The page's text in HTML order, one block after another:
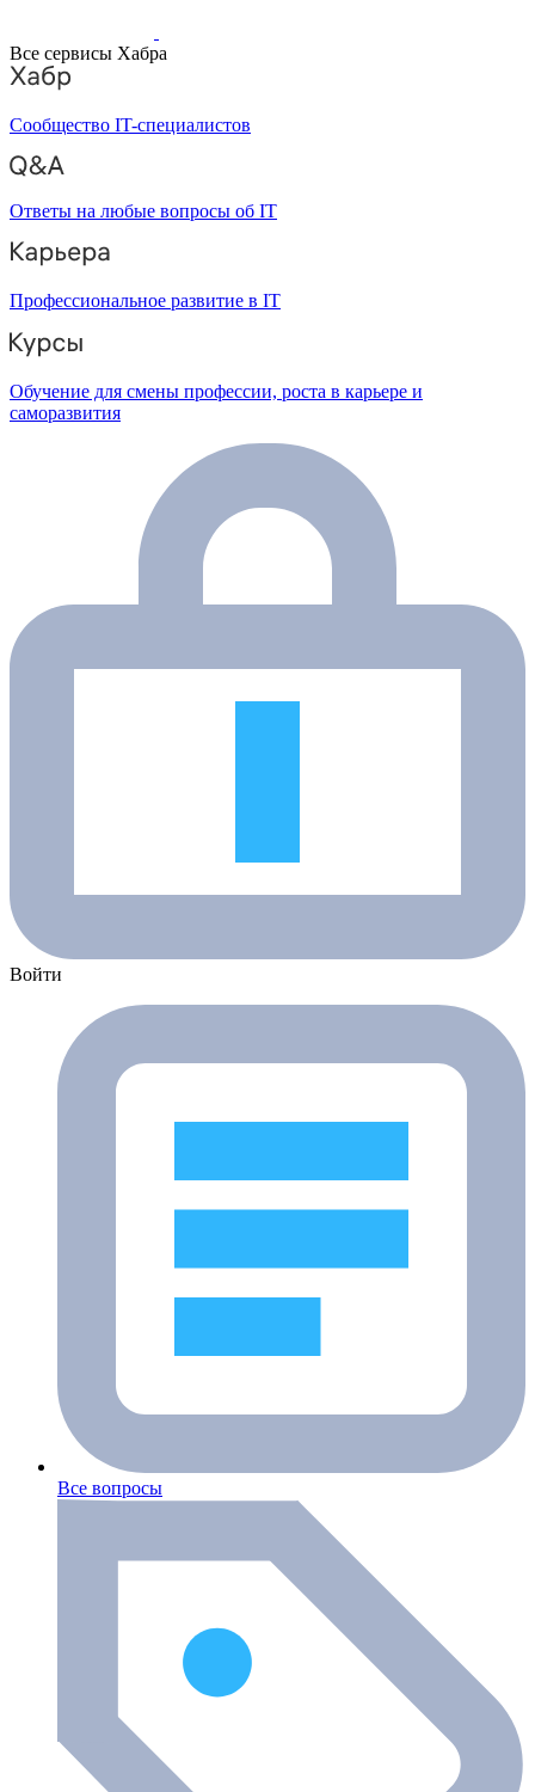
Все сервисы Хабра
Сообщество IT-специалистов
Ответы на любые вопросы об IT
Профессиональное развитие в IT
Обучение для смены профессии, роста в карьере и
саморазвития
Войти
Все вопросы